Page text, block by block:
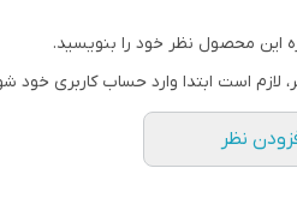
این محصول نظر خود را بنویسید.
لازم است ابتدا وارد حساب کاربری خود
نظر